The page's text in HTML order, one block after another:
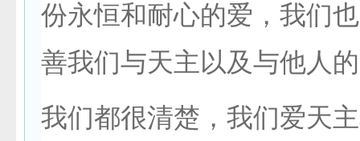
份永恒和耐心的爱，我们
善我们与天主以及与他人
我们都很清楚，我们爱天